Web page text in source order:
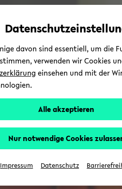
Automatische
vermeiden
zum
wechseln
zum
wechseln
zum
wechseln
davon sind essentiell, um
verwenden wir
einsehen und mit der
Alle akzeptieren
Nur notwendige Cookies
Impressum Datenschutz